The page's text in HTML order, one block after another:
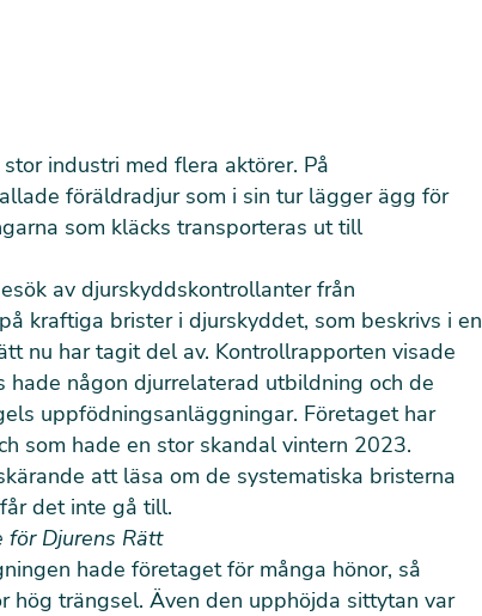
industri med flera aktörer. På
föräldradjur som i sin tur lägger ägg för
som kläcks transporteras ut till
av djurskyddskontrollanter från
kraftiga brister i djurskyddet, som beskrivs i en
nu har tagit del av. Kontrollrapporten visade
någon djurrelaterad utbildning och de
uppfödningsanläggningar. Företaget har
som hade en stor skandal vintern 2023.
att läsa om de systematiska bristerna
det inte gå till.
för Djurens Rätt
hade företaget för många hönor, så
hög trängsel. Även den upphöjda sittytan var